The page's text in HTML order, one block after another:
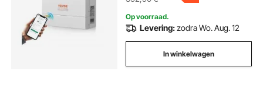
Op voorraad.
Levering:zodra Wo. Aug. 12
In winkelwagen